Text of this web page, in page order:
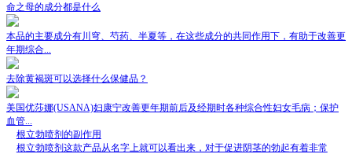
命之母的成分都是什么
本品的主要成分有川穹、芍药、半夏等，在这些成分的共同作用下，有助于改善更
年期综合...
去除黄褐斑可以选择什么保健品？
美国优莎娜(USANA)妇康宁改善更年期前后及经期时各种综合性妇女毛病；保护
血管...
根立勃喷剂的副作用
根立勃喷剂这款产品从名字上就可以看出来，对于促进阴茎的勃起有着非常